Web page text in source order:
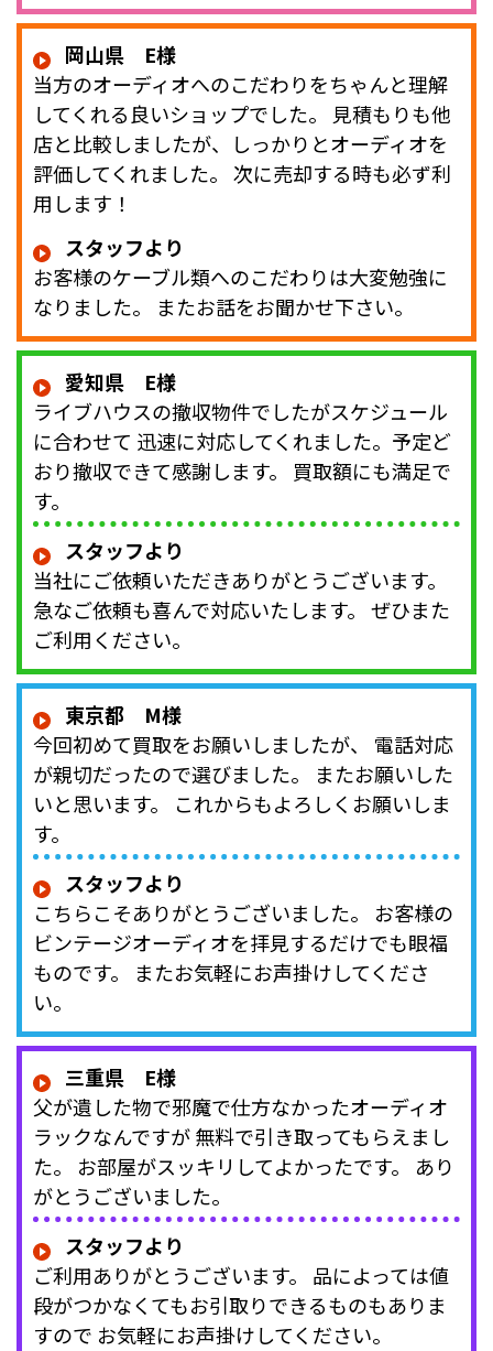
岡山県 E様
当方のオーディオへのこだわりをちゃんと理解
してくれる良いショップでした。 見積もりも他
店と比較しましたが、しっかりとオーディオを
評価してくれました。 次に売却する時も必ず利
用します！
スタッフより
お客様のケーブル類へのこだわりは大変勉強に
なりました。 またお話をお聞かせ下さい。
愛知県 E様
ライブハウスの撤収物件でしたがスケジュール
に合わせて 迅速に対応してくれました。予定ど
おり撤収できて感謝します。 買取額にも満足で
す。
スタッフより
当社にご依頼いただきありがとうございます。
急なご依頼も喜んで対応いたします。 ぜひまた
ご利用ください。
東京都 M様
今回初めて買取をお願いしましたが、 電話対応
が親切だったので選びました。 またお願いした
いと思います。 これからもよろしくお願いしま
す。
スタッフより
こちらこそありがとうございました。 お客様の
ビンテージオーディオを拝見するだけでも眼福
ものです。 またお気軽にお声掛けしてくださ
い。
三重県 E様
父が遺した物で邪魔で仕方なかったオーディオ
ラックなんですが 無料で引き取ってもらえまし
た。 お部屋がスッキリしてよかったです。 あり
がとうございました。
スタッフより
ご利用ありがとうございます。 品によっては値
段がつかなくてもお引取りできるものもありま
すので お気軽にお声掛けしてください。